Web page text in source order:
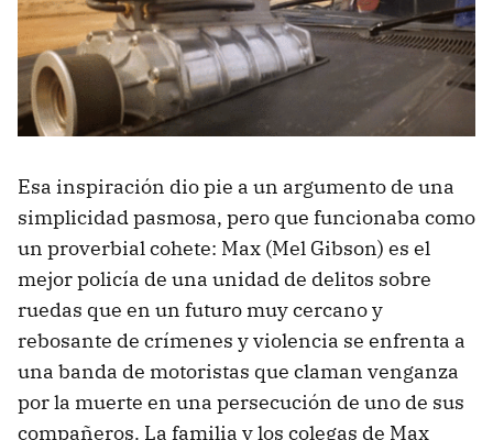
Esa inspiración dio pie a un argumento de una
simplicidad pasmosa, pero que funcionaba como
un proverbial cohete: Max (Mel Gibson) es el
mejor policía de una unidad de delitos sobre
ruedas que en un futuro muy cercano y
rebosante de crímenes y violencia se enfrenta a
una banda de motoristas que claman venganza
por la muerte en una persecución de uno de sus
compañeros. La familia y los colegas de Max